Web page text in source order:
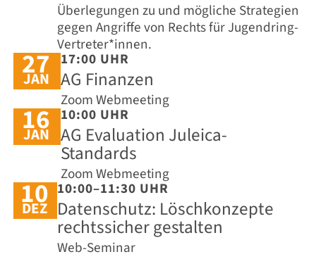
Überlegungen zu und mögliche Strategien
gegen Angriffe von Rechts für Jugendring-
Vertreter*innen.
27
JAN
17:00 UHR
AG Finanzen
Zoom Webmeeting
16
JAN
10:00 UHR
AG Evaluation Juleica-
Standards
Zoom Webmeeting
10
DEZ
10:00–11:30 UHR
Datenschutz: Löschkonzepte
rechtssicher gestalten
Web-Seminar